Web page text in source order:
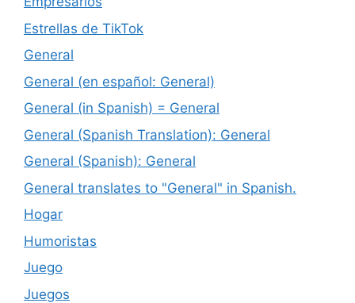
Estrellas de TikTok
General
General (en español: General)
General (in Spanish) = General
General (Spanish Translation): General
General (Spanish): General
General translates to "General" in Spanish.
Hogar
Humoristas
Juego
Juegos